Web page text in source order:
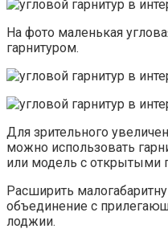
На фото маленькая
гарнитуром.
Для зрительного
можно использовать
или модель с открытыми
Расширить
объединение с
лоджии.